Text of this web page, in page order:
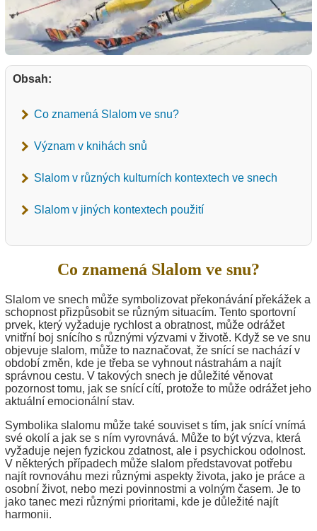
Obsah:
Co znamená Slalom ve snu?
Význam v knihách snů
Slalom v různých kulturních kontextech ve snech
Slalom v jiných kontextech použití
Co znamená Slalom ve snu?
Slalom ve snech může symbolizovat překonávání překážek a
schopnost přizpůsobit se různým situacím. Tento sportovní
prvek, který vyžaduje rychlost a obratnost, může odrážet
vnitřní boj snícího s různými výzvami v životě. Když se ve snu
objevuje slalom, může to naznačovat, že snící se nachází v
období změn, kde je třeba se vyhnout nástrahám a najít
správnou cestu. V takových snech je důležité věnovat
pozornost tomu, jak se snící cítí, protože to může odrážet jeho
aktuální emocionální stav.
Symbolika slalomu může také souviset s tím, jak snící vnímá
své okolí a jak se s ním vyrovnává. Může to být výzva, která
vyžaduje nejen fyzickou zdatnost, ale i psychickou odolnost.
V některých případech může slalom představovat potřebu
najít rovnováhu mezi různými aspekty života, jako je práce a
osobní život, nebo mezi povinnostmi a volným časem. Je to
jako tanec mezi různými prioritami, kde je důležité najít
harmonii.